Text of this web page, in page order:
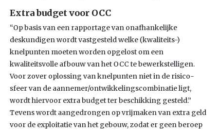
Extra budget voor OCC
“Op basis van een rapportage van onafhankelijke
deskundigen wordt vastgesteld welke (kwaliteits-)
knelpunten moeten worden opgelost om een
kwaliteitsvolle afbouw van het OCC te bewerkstelligen.
Voor zover oplossing van knelpunten niet in de risico-
sfeer van de aannemer/ontwikkelingscombinatie ligt,
wordt hiervoor extra budget ter beschikking gesteld.”
Tevens wordt aangedrongen op vrijmaken van extra geld
voor de exploitatie van het gebouw, zodat er geen beroep